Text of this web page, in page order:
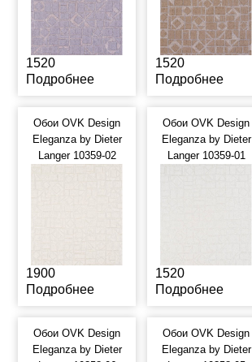
1520
Подробнее
1520
Подробнее
Обои OVK Design
Eleganza by Dieter
Langer 10359-02
1900
Подробнее
Обои OVK Design
Eleganza by Dieter
Langer 10359-01
1520
Подробнее
Обои OVK Design
Eleganza by Dieter
Обои OVK Design
Eleganza by Dieter